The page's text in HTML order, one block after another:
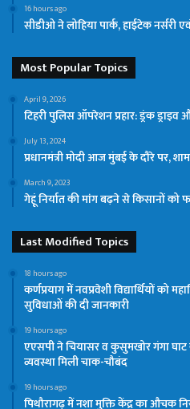
16 hours ago
सीडीओ ने लोहिया पार्क, हाईटेक नर्सरी
Most Popular Topics
April 9, 2026
टिहरी पुलिस ऑपरेशन प्रहार: ड्रंक ड्राइव
July 13, 2024
प्रधानमंत्री मोदी आज मुंबई के दौरे पर,
March 9, 2023
गेहूं निर्यात की मांग बढ़ने से किसानों को
Last Modified Topics
18 hours ago
कर्णप्रयाग में नवप्रवेशी विद्यार्थियों को
सुविधाओं की दी जानकारी
19 hours ago
एएसपी ने चियासर व कुसुमखोर गंगा घाट
व्यवस्था मिली चाक-चौबंद
19 hours ago
पिथौरागढ़ में नशा मुक्ति केंद्र का औचक